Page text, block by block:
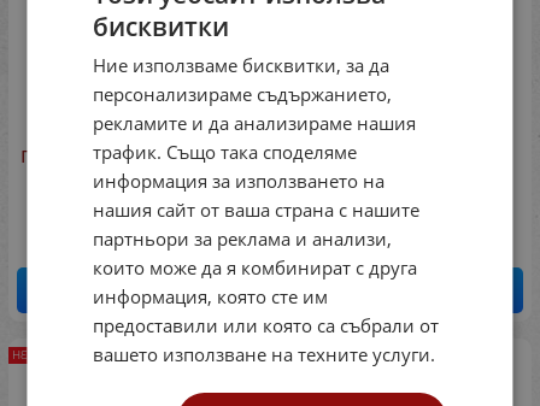
Пъзел 60 части: Маша и
мечокът
Код: 8702127
ДЕТАЙЛИ
Мини спортни топки
Rubbabu, 6броя
Код: 7238452259
НЕНАЛИЧЕН НЕНАЛИЧЕН
бисквитки
Ние използваме бисквитки, за да
персонализираме съдържанието,
рекламите и да анализираме нашия
трафик. Също така споделяме
информация за използването на
нашия сайт от ваша страна с нашите
партньори за реклама и анализи,
които може да я комбинират с друга
информация, която сте им
предоставили или която са събрали от
вашето използване на техните услуги.